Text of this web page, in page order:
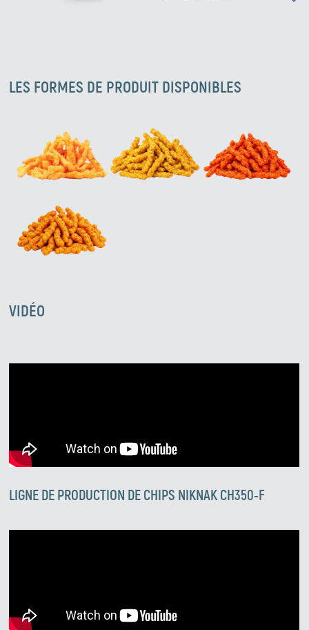
LES FORMES DE PRODUIT DISPONIBLES
VIDÉO
LIGNE DE PRODUCTION DE CHIPS NIKNAK CH350-F